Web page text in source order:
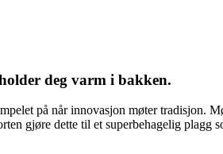
deg varm i bakken.
på når innovasjon møter tradisjon.
gjøre dette til et superbehagelig plagg